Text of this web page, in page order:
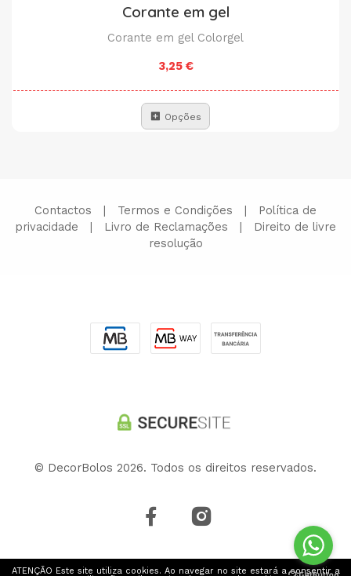
Corante em gel
Corante em gel Colorgel
3,25 €
Opções
Contactos | Termos e Condições | Política de
privacidade | Livro de Reclamações | Direito de livre
resolução
© DecorBolos 2026. Todos os direitos reservados.
ATENÇÃO Este site utiliza cookies. Ao navegar no site estará a consentir a